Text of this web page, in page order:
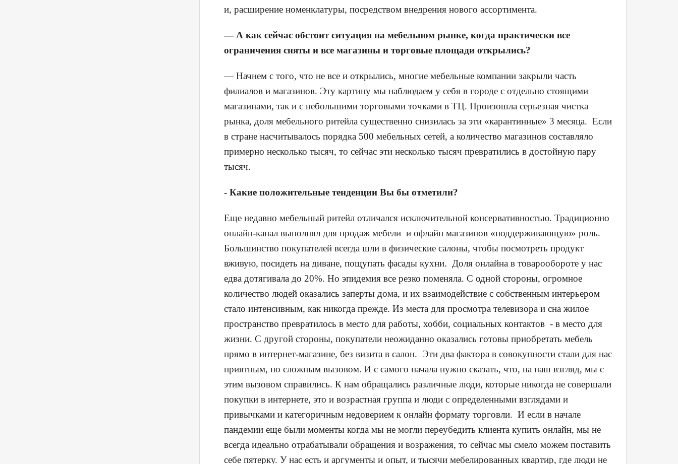
и, расширение номенклатуры, посредством внедрения нового ассортимента.
— А как сейчас обстоит ситуация на мебельном рынке, когда практически все
ограничения сняты и все магазины и торговые площади открылись?
— Начнем с того, что не все и открылись, многие мебельные компании закрыли часть
филиалов и магазинов. Эту картину мы наблюдаем у себя в городе с отдельно стоящими
магазинами, так и с небольшими торговыми точками в ТЦ. Произошла серьезная чистка
рынка, доля мебельного ритейла существенно снизилась за эти «карантинные» 3 месяца. Если
в стране насчитывалось порядка 500 мебельных сетей, а количество магазинов составляло
примерно несколько тысяч, то сейчас эти несколько тысяч превратились в достойную пару
тысяч.
- Какие положительные тенденции Вы бы отметили?
Еще недавно мебельный ритейл отличался исключительной консервативностью. Традиционно
онлайн-канал выполнял для продаж мебели и офлайн магазинов «поддерживающую» роль.
Большинство покупателей всегда шли в физические салоны, чтобы посмотреть продукт
вживую, посидеть на диване, пощупать фасады кухни. Доля онлайна в товарообороте у нас
едва дотягивала до 20%. Но эпидемия все резко поменяла. С одной стороны, огромное
количество людей оказались заперты дома, и их взаимодействие с собственным интерьером
стало интенсивным, как никогда прежде. Из места для просмотра телевизора и сна жилое
пространство превратилось в место для работы, хобби, социальных контактов - в место для
жизни. С другой стороны, покупатели неожиданно оказались готовы приобретать мебель
прямо в интернет-магазине, без визита в салон. Эти два фактора в совокупности стали для нас
приятным, но сложным вызовом. И с самого начала нужно сказать, что, на наш взгляд, мы с
этим вызовом справились. К нам обращались различные люди, которые никогда не совершали
покупки в интернете, это и возрастная группа и люди с определенными взглядами и
привычками и категоричным недоверием к онлайн формату торговли. И если в начале
пандемии еще были моменты когда мы не могли переубедить клиента купить онлайн, мы не
всегда идеально отрабатывали обращения и возражения, то сейчас мы смело можем поставить
себе пятерку. У нас есть и аргументы и опыт, и тысячи мебелированных квартир, где люди не